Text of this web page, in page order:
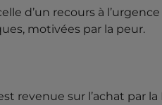
racistes et sécuritaires
Pano révèle comment
un climat de...
d’un recours à
motivées par la peur.
revenue sur l’achat par